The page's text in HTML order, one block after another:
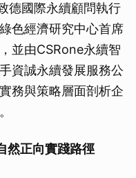
德國際永續顧問執行
色經濟研究中心首席
並由CSRone永續智
資誠永續發展服務公
務與策略層面剖析企
正向實踐路徑